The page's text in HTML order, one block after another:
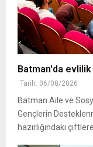
Batman'da evlilik
Tarih: 06/08/2026
Batman Aile ve
Gençlerin
hazırlığındaki